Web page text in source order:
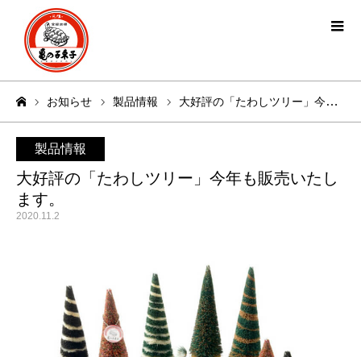
お知らせ 製品情報 大好評の「たわしツリー」今年も販売いたします。
製品情報
大好評の「たわしツリー」今年も販売いたし
ます。
2020.11.2